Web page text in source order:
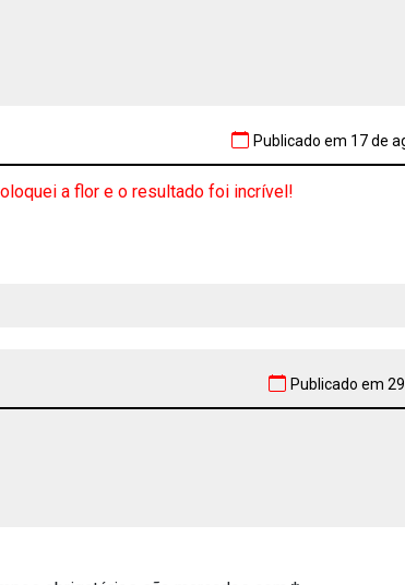
Publicado em 17 de
a flor e o resultado foi incrível!
Publicado em